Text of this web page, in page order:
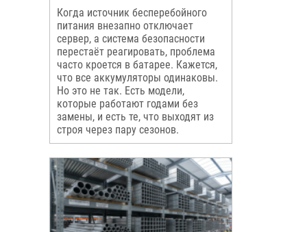
Когда источник бесперебойного
питания внезапно отключает
сервер, а система безопасности
перестаёт реагировать, проблема
часто кроется в батарее. Кажется,
что все аккумуляторы одинаковы.
Но это не так. Есть модели,
которые работают годами без
замены, и есть те, что выходят из
строя через пару сезонов.